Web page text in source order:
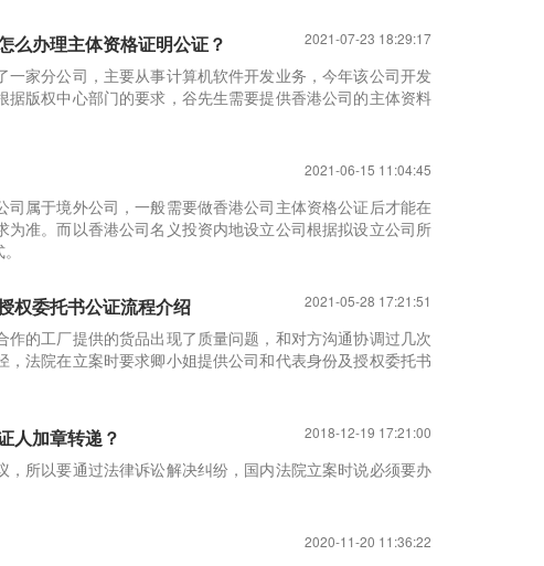
2021-07-23 18:29:17
么办理主体资格证明公证？
家分公司，主要从事计算机软件开发业务，今年该公司开发
版权中心部门的要求，谷先生需要提供香港公司的主体资料
2021-06-15 11:04:45
属于境外公司，一般需要做香港公司主体资格公证后才能在
准。而以香港公司名义投资内地设立公司根据拟设立公司所
2021-05-28 17:21:51
权委托书公证流程介绍
的工厂提供的货品出现了质量问题，和对方沟通协调过几次
法院在立案时要求卿小姐提供公司和代表身份及授权委托书
2018-12-19 17:21:00
人加章转递？
所以要通过法律诉讼解决纠纷，国内法院立案时说必须要办
2020-11-20 11:36:22